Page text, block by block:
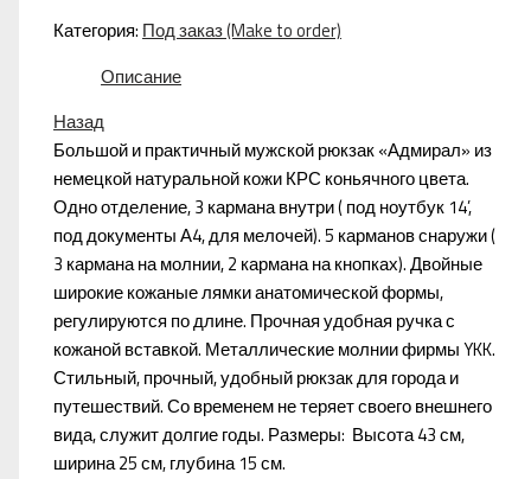
Категория: Под заказ (Make to order)
Описание
Назад
Большой и практичный мужской рюкзак «Адмирал» из
немецкой натуральной кожи КРС коньячного цвета.
Одно отделение, 3 кармана внутри ( под ноутбук 14’,
под документы А4, для мелочей). 5 карманов снаружи (
3 кармана на молнии, 2 кармана на кнопках). Двойные
широкие кожаные лямки анатомической формы,
регулируются по длине. Прочная удобная ручка с
кожаной вставкой. Металлические молнии фирмы YKK.
Стильный, прочный, удобный рюкзак для города и
путешествий. Со временем не теряет своего внешнего
вида, служит долгие годы. Размеры: Высота 43 см,
ширина 25 см, глубина 15 см.